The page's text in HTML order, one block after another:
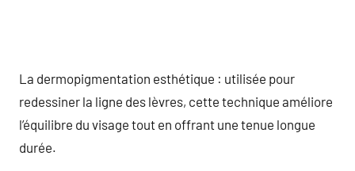
La dermopigmentation esthétique : utilisée pour
redessiner la ligne des lèvres, cette technique améliore
l’équilibre du visage tout en offrant une tenue longue
durée.